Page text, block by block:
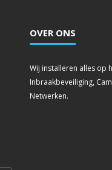
OVER ONS
Wij installeren alles op
Inbraakbeveiliging,
Netwerken.